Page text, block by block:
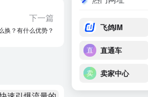
下一篇
换？有什么优势？ 飞鸽IM
直通车
卖家中心